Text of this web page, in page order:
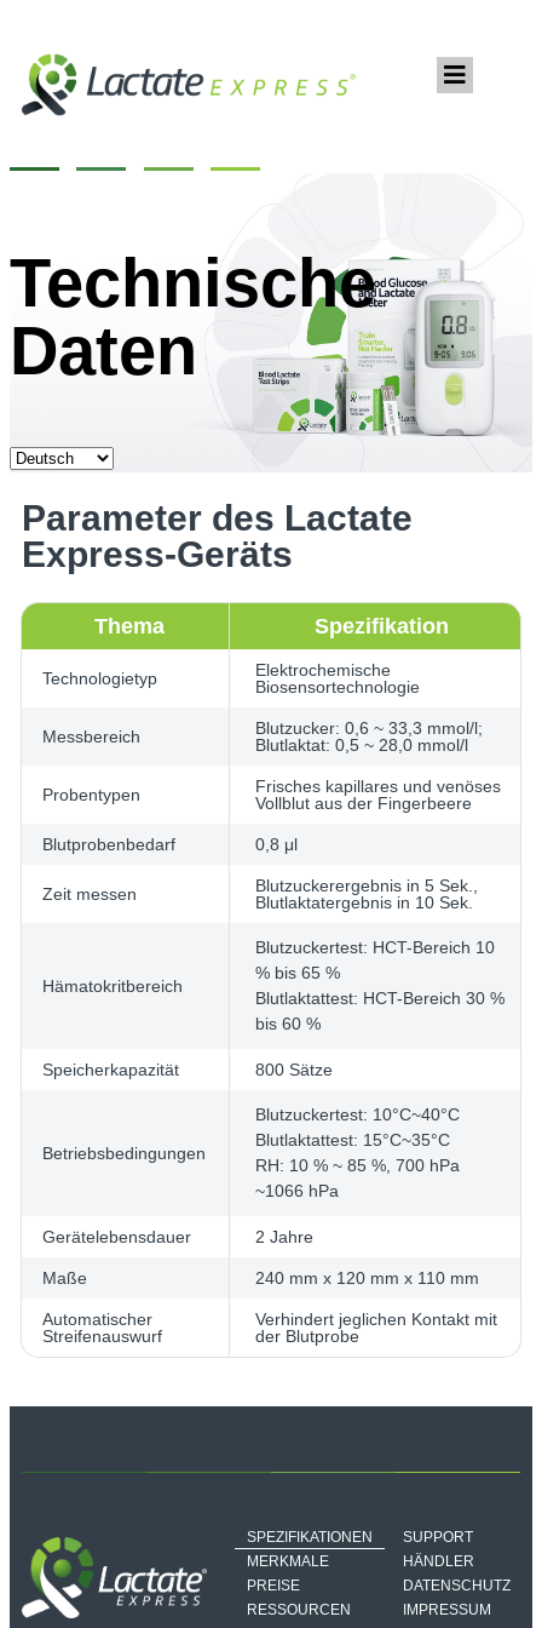
Technische
Daten
Parameter des Lactate
Express-Geräts
Thema Spezifikation
Technologietyp
Elektrochemische
Biosensortechnologie
Messbereich
Blutzucker: 0,6 ~ 33,3 mmol/l;
Blutlaktat: 0,5 ~ 28,0 mmol/l
Probentypen
Frisches kapillares und venöses
Vollblut aus der Fingerbeere
Blutprobenbedarf 0,8 μl
Zeit messen
Blutzuckerergebnis in 5 Sek.,
Blutlaktatergebnis in 10 Sek.
Hämatokritbereich
Blutzuckertest: HCT-Bereich 10
% bis 65 %
Blutlaktattest: HCT-Bereich 30 %
bis 60 %
Speicherkapazität 800 Sätze
Betriebsbedingungen
Blutzuckertest: 10°C~40°C
Blutlaktattest: 15°C~35°C
RH: 10 % ~ 85 %, 700 hPa
~1066 hPa
Gerätelebensdauer 2 Jahre
Maße 240 mm x 120 mm x 110 mm
Automatischer
Streifenauswurf
Verhindert jeglichen Kontakt mit
der Blutprobe
SPEZIFIKATIONEN
MERKMALE
PREISE
RESSOURCEN
SUPPORT
HÄNDLER
DATENSCHUTZ
IMPRESSUM